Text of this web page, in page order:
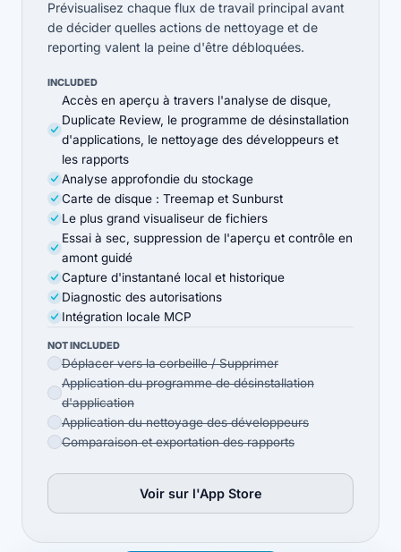
Prévisualisez chaque flux de travail principal avant
de décider quelles actions de nettoyage et de
reporting valent la peine d'être débloquées.
INCLUDED
Accès en aperçu à travers l'analyse de disque,
Duplicate Review, le programme de désinstallation
d'applications, le nettoyage des développeurs et
les rapports
Analyse approfondie du stockage
Carte de disque : Treemap et Sunburst
Le plus grand visualiseur de fichiers
Essai à sec, suppression de l'aperçu et contrôle en
amont guidé
Capture d'instantané local et historique
Diagnostic des autorisations
Intégration locale MCP
NOT INCLUDED
Déplacer vers la corbeille / Supprimer
Application du programme de désinstallation
d'application
Application du nettoyage des développeurs
Comparaison et exportation des rapports
Voir sur l'App Store
(opens in new tab)